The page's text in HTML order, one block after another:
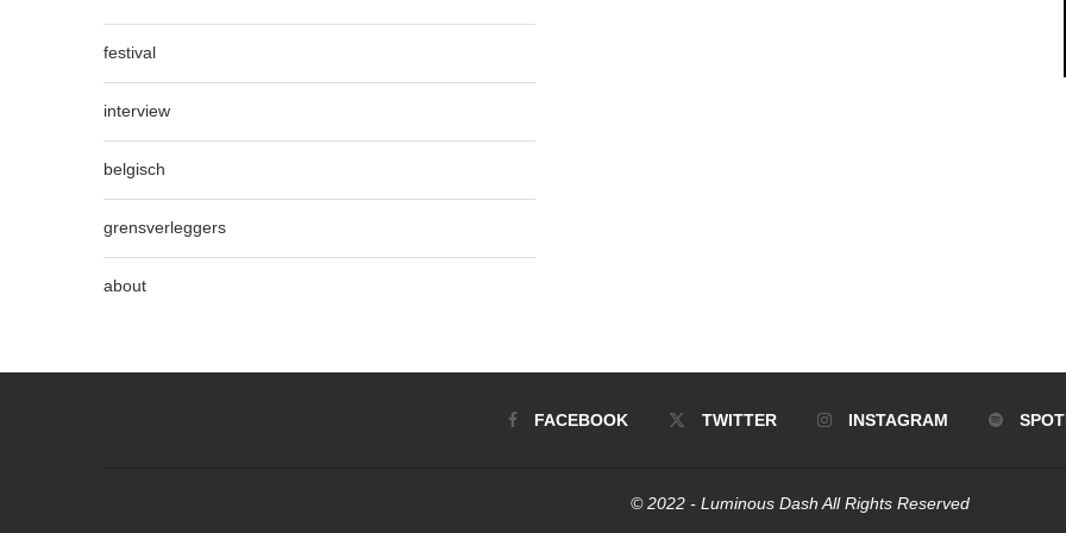
festival
interview
belgisch
grensverleggers
about
FACEBOOK TWITTER INSTAGRAM
© 2022 - Luminous Dash All Rights Reserved